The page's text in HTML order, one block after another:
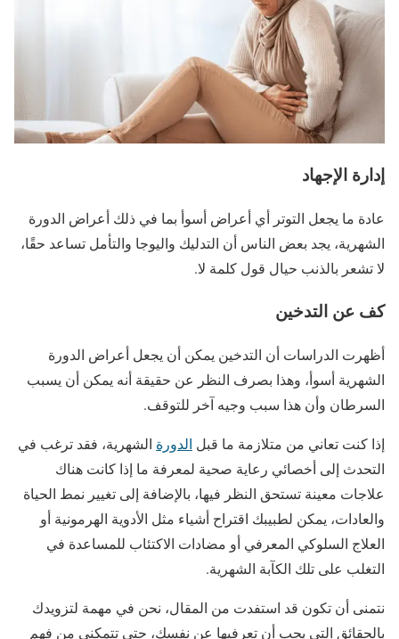
إدارة الإجهاد
عادة ما يجعل التوتر أي أعراض أسوأ بما في ذلك أعراض الدورة
الشهرية، يجد بعض الناس أن التدليك واليوجا والتأمل تساعد حقًا،
لا تشعر بالذنب حيال قول كلمة لا.
كف عن التدخين
أظهرت الدراسات أن التدخين يمكن أن يجعل أعراض الدورة
الشهرية أسوأ، وهذا بصرف النظر عن حقيقة أنه يمكن أن يسبب
السرطان وأن هذا سبب وجيه آخر للتوقف.
إذا كنت تعاني من متلازمة ما قبل الدورة الشهرية، فقد ترغب في
التحدث إلى أخصائي رعاية صحية لمعرفة ما إذا كانت هناك
علاجات معينة تستحق النظر فيها، بالإضافة إلى تغيير نمط الحياة
والعادات، يمكن لطبيبك اقتراح أشياء مثل الأدوية الهرمونية أو
العلاج السلوكي المعرفي أو مضادات الاكتئاب للمساعدة في
التغلب على تلك الكآبة الشهرية.
نتمنى أن تكون قد استفدت من المقال، نحن في مهمة لتزويدك
بالحقائق التي يجب أن تعرفيها عن نفسك، حتى تتمكني من فهم